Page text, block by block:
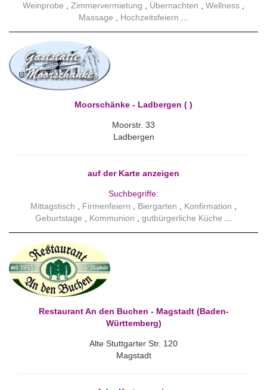
Weinprobe
Zimmervermietung Übernachten
Wellness
Massage
Hochzeitsfeiern
Moorschänke - Ladbergen ( )
Moorstr. 33
Ladbergen
auf der Karte anzeigen
Suchbegriffe:
Mittagstisch
Firmenfeiern Biergarten
Konfirmation
Geburtstage
Kommunion gutbürgerliche Küche
Restaurant An den Buchen - Magstadt (Baden-
Württemberg)
Alte Stuttgarter Str. 120
Magstadt